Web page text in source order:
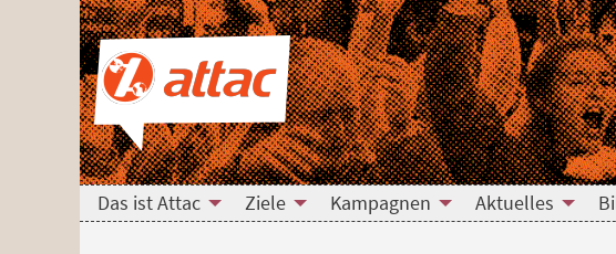
Direkt zum Hauptinhalt springen
Direkt zur Haupt-Navigation springen
Direkt zur Service-Navigation springen
Direkt zur Footer-Navigation springen
Direkt zum Footerinhalt springen
Aktuell
Das ist Attac Ziele Kampagnen Aktuelles